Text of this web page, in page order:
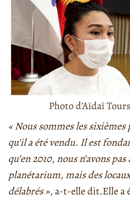
Photo d’Aïdaï
« Nous sommes les sixièmes
qu’il a été vendu. Il est
qu’en 2010, nous n’avons
planétarium, mais des
délabrés », a-t-elle dit.Elle a